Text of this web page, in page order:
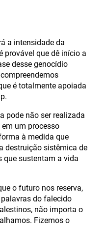
a intensidade da
provável que dê início a
desse genocídio
é totalmente apoiada
pode não ser realizada
um processo
à medida que
destruição sistêmica de
que sustentam a vida
o futuro nos reserva,
do falecido
não importa o
Fizemos o